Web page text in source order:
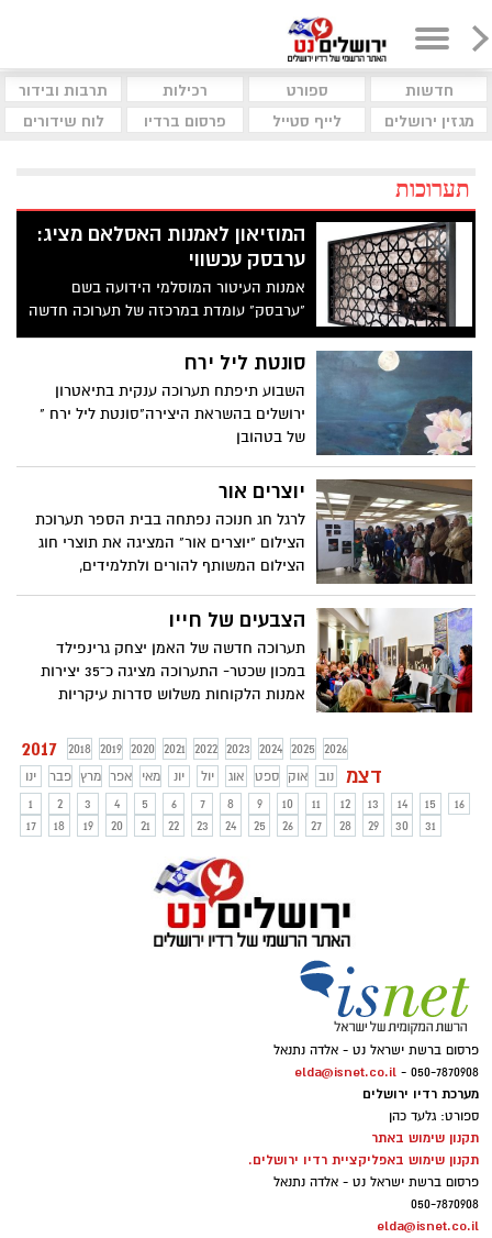
חדשות ספורט רכילות
תרבות ובידור
מגזין ירושלים
לייף סטייל פרסום ברדיו לוח שידורים
תערוכות
המוזיאון לאמנות האסלאם מציג:
ערבסק עכשווי
אמנות העיטור המוסלמי הידועה בשם
"ערבסק" עומדת במרכזה של תערוכה חדשה
שתיפתח במוזיאון לאמנות האסלאם בחודש
ינואר הקרוב
סונטת ליל ירח
השבוע תיפתח תערוכה ענקית בתיאטרון
ירושלים בהשראת היצירה"סונטת ליל ירח "
של בטהובן
יוצרים אור
לרגל חג חנוכה נפתחה בבית הספר תערוכת
הצילום "יוצרים אור" המציגה את תוצרי חוג
הצילום המשותף להורים ולתלמידים,
הצבעים של חייו
תערוכה חדשה של האמן יצחק גרינפילד
במכון שכטר- התערוכה מציגה כ־35 יצירות
אמנות הלקוחות משלוש סדרות עיקריות
השנים האחרונות, מאז לחם האמן במערכה
על ירושלים בשנת 1967, ועד היום
2017 2018 2019 2020 2021 2022 2023 2024 2025
2026
ינו
פבר מרץ אפר מאי יונ יול אוג ספט אוק נוב דצמ
1 2 3 4 5 6 7 8 9 10 11 12 13 14 15
16
17
18 19 20 21 22 23 24 25 26 27 28 29 30 31
פרסום ברשת ישראל נט - אלדה נתנאל
050-7870908 -
elda@isnet.co.il
מערכת רדיו ירושלים
ספורט: גלעד כהן
תקנון שימוש באתר
תקנון שימוש באפליקציית רדיו ירושלים.
פרסום ברשת ישראל נט - אלדה נתנאל
050-7870908
elda@isnet.co.il